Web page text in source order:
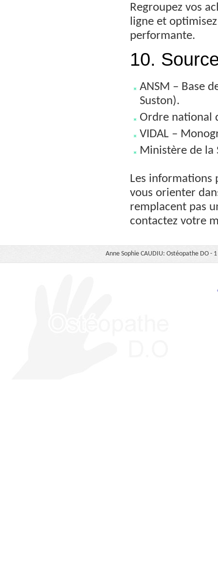
Regroupez vos
ligne et
performante.
10.
ANSM – Base
Suston).
Ordre national
VIDAL –
Ministère de la
Les informations
vous orienter
remplacent pas
contactez votre
Anne Sophie CAUDIU: Ostéopathe DO -